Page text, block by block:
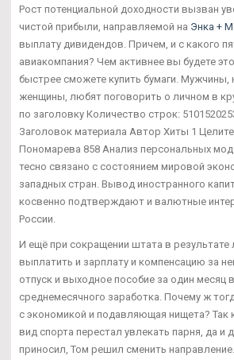
Рост потенциальной доходности вызван
чистой прибыли, направляемой на Энка +
выплату дивидендов. Причем, и с какого
авиакомпания? Чем активнее вы будете
быстрее сможете купить бумаги. Мужчины,
женщины, любят поговорить о личном в
по заголовку Количество строк:
Заголовок материала Автор Хиты 1
Пономарева 858 Анализ персональных
тесно связано с состоянием мировой
западных стран. Вывод иностранного
косвенно подтверждают и валютные
России.
И ещё при сокращении штата в результате
выплатить и зарплату и компенсацию за
отпуск и выходное пособие за один месяц
среднемесячного заработка. Почему ж
с экономикой и подавляющая нищета? Так
вид спорта перестал увлекать парня, да и
приносил, Том решил сменить